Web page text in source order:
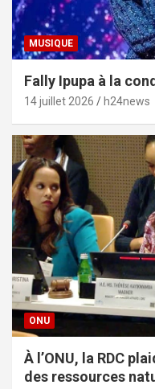
MUSIQUE
Fally Ipupa à la
14 juillet 2026 h24news
ONU
À l’ONU, la RDC
des ressources